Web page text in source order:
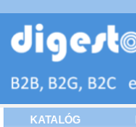
KATALÓG